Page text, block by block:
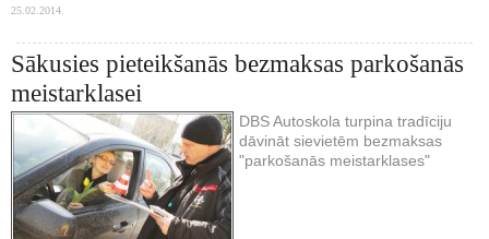
25.02.2014.
Sākusies pieteikšanās bezmaksas parkošanās
meistarklasei
DBS Autoskola turpina tradīciju
dāvināt sievietēm bezmaksas
"parkošanās meistarklases"